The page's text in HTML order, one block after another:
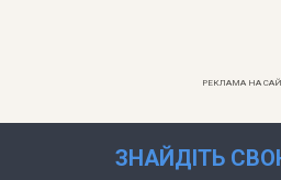
РЕКЛАМА НА
ЗНАЙДІТЬ